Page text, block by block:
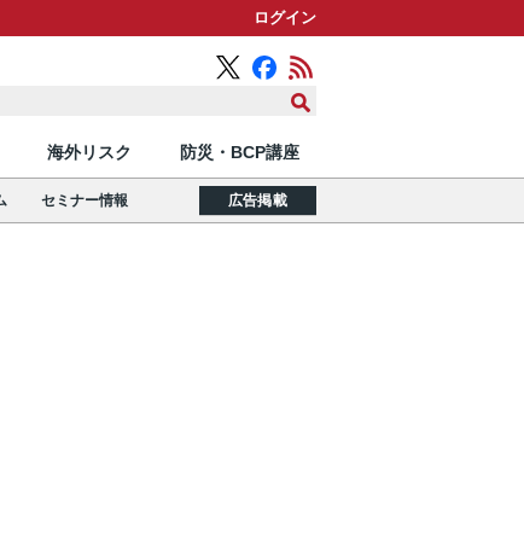
ログイン
海外リスク 防災・BCP講座
セミナー情報 広告掲載